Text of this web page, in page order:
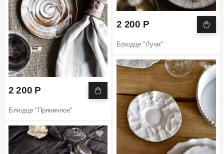
2 200 Р
Блюдце "Пряничное"
2 200 Р
Блюдце "Лучи"